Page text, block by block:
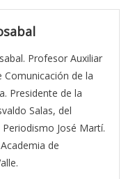
Profesor Auxiliar
Comunicación de la
Presidente de la
Salas, del
José Martí.
de